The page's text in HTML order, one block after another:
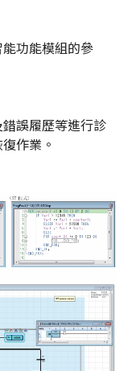
功能模組的參
誤履歷等進行診
作業。